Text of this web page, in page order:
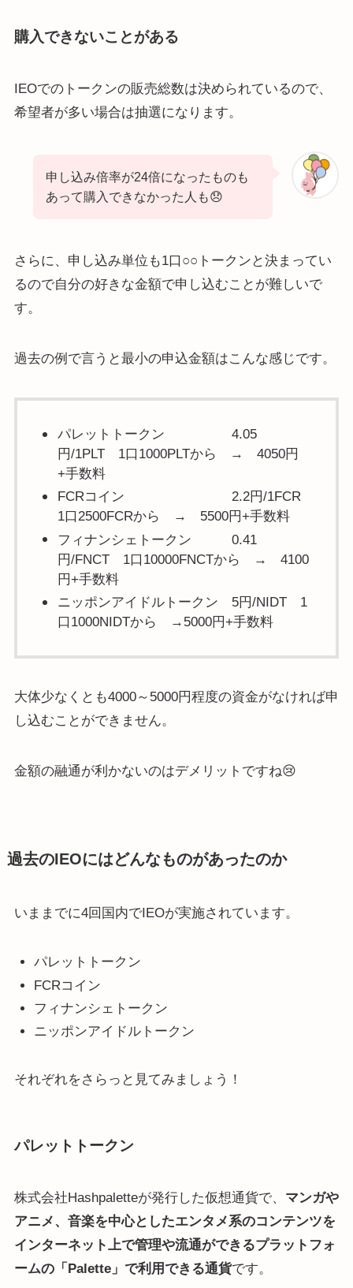
購入できないことがある
IEOでのトークンの販売総数は決められているので、
希望者が多い場合は抽選になります。
申し込み倍率が24倍になったものも
あって購入できなかった人も😞
さらに、申し込み単位も1口○○トークンと決まってい
るので自分の好きな金額で申し込むことが難しいで
す。
過去の例で言うと最小の申込金額はこんな感じです。
パレットトークン 4.05
円/1PLT 1口1000PLTから → 4050円
+手数料
FCRコイン 2.2円/1FCR
1口2500FCRから → 5500円+手数料
フィナンシェトークン 0.41
円/FNCT 1口10000FNCTから → 4100
円+手数料
ニッポンアイドルトークン 5円/NIDT 1
口1000NIDTから →5000円+手数料
大体少なくとも4000～5000円程度の資金がなければ申
し込むことができません。
金額の融通が利かないのはデメリットですね😢
過去のIEOにはどんなものがあったのか
いままでに4回国内でIEOが実施されています。
パレットトークン
FCRコイン
フィナンシェトークン
ニッポンアイドルトークン
それぞれをさらっと見てみましょう！
パレットトークン
株式会社Hashpaletteが発行した仮想通貨で、 マンガや
アニメ、音楽を中心としたエンタメ系のコンテンツを
インターネット上で管理や流通ができるプラットフォ
ームの「Palette」で利用できる通貨です。